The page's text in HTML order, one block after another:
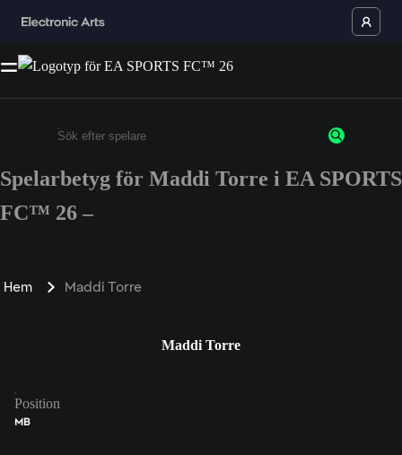
Ange minst 3 tecken eller siffror
Spelarbetyg för Maddi Torre i EA SPORTS
FC™ 26 –
Hem Maddi Torre
Maddi Torre
Position
MB